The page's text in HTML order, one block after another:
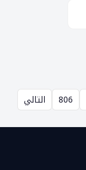
806 التالي